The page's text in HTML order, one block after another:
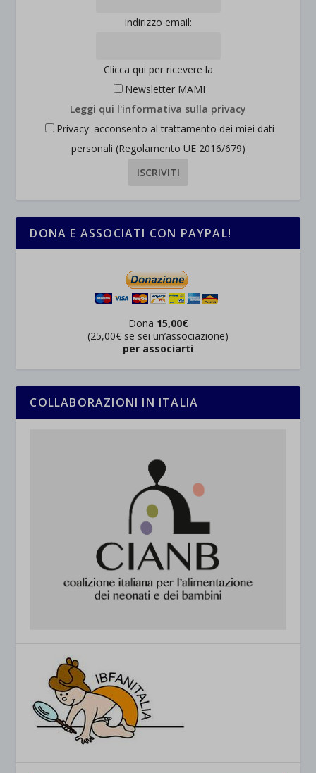
Indirizzo email:
Clicca qui per ricevere la
Newsletter MAMI
Leggi qui l'informativa sulla privacy
Privacy: acconsento al trattamento dei miei dati
personali (Regolamento UE 2016/679)
DONA E ASSOCIATI CON PAYPAL!
Dona 15,00€
(25,00€ se sei un’associazione)
per associarti
COLLABORAZIONI IN ITALIA